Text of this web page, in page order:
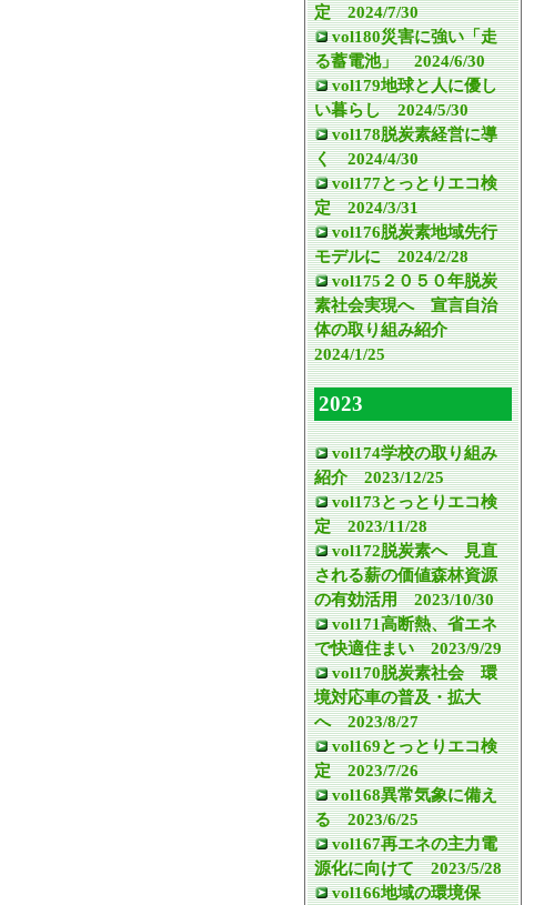
定 2024/7/30
vol180災害に強い「走
る蓄電池」 2024/6/30
vol179地球と人に優し
い暮らし 2024/5/30
vol178脱炭素経営に導
く 2024/4/30
vol177とっとりエコ検
定 2024/3/31
vol176脱炭素地域先行
モデルに 2024/2/28
vol175２０５０年脱炭
素社会実現へ 宣言自治
体の取り組み紹介
2024/1/25
2023
vol174学校の取り組み
紹介 2023/12/25
vol173とっとりエコ検
定 2023/11/28
vol172脱炭素へ 見直
される薪の価値森林資源
の有効活用 2023/10/30
vol171高断熱、省エネ
で快適住まい 2023/9/29
vol170脱炭素社会 環
境対応車の普及・拡大
へ 2023/8/27
vol169とっとりエコ検
定 2023/7/26
vol168異常気象に備え
る 2023/6/25
vol167再エネの主力電
源化に向けて 2023/5/28
vol166地域の環境保